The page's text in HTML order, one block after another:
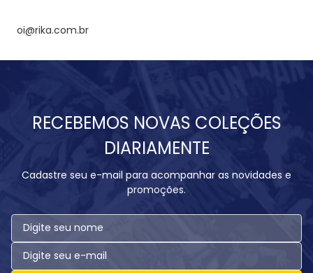
oi@rika.com.br
RECEBEMOS NOVAS COLEÇÕES
DIARIAMENTE
Cadastre seu e-mail para acompanhar as novidades e
promoções.